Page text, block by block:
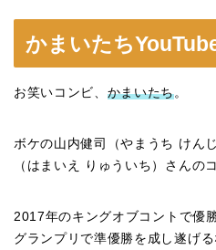
かまいたち
お笑いコンビ、 かまいたち。
ボケの山内健司（やまうち けん
（はまいえ りゅういち）さんの
2017年のキングオブコントで優
グランプリで準優勝を成し遂げ